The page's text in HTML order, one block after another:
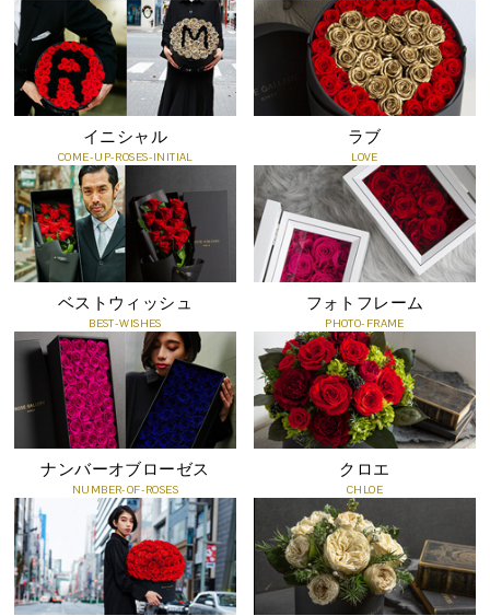
知っておいていただきたいこと
●プリザーブドフラワーは、自然の花を加工した商品のため、ひと
つひとつの色・形・大きさが写真と異なります。
●非常にデリケートで傷つきやすいお花です。直接手で触ると破れ
る場合がございます。
●直射日光は傷み、色あせの原因となってしまうので注意が必要で
●色素が色移りする場合がございますので、衣類や布製品などへの
付着にご注意ください。
●親油性のため、油性塗料や樹脂に直接触れると、花が貼りついた
り、色が移る恐れがあります。
●お水をあげないでください。また湿気に弱く、湿度の高い場所に
置くと花びらが透けたようになりますのでご注意ください。
●高温多湿の環境下に長く置きますと、カビや害虫の被害が考えら
れますので、なるべく乾燥している場所においてください。
イニシャル
COME-UP-ROSES-INITIAL
ラブ
LOVE
ベストウィッシュ
BEST-WISHES
フォトフレーム
PHOTO-FRAME
ナンバーオブローゼス
NUMBER-OF-ROSES
クロエ
CHLOE